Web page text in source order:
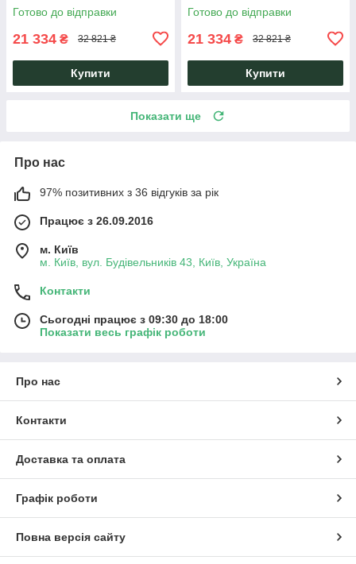
Готово до відправки
21 334 ₴ 32 821 ₴
Купити
Готово до відправки
21 334 ₴ 32 821 ₴
Купити
Показати ще
Про нас
97% позитивних з 36 відгуків за рік
Працює з 26.09.2016
м. Київ
м. Київ, вул. Будівельників 43, Київ, Україна
Контакти
Сьогодні працює з 09:30 до 18:00
Показати весь графік роботи
Про нас
Контакти
Доставка та оплата
Графік роботи
Повна версія сайту